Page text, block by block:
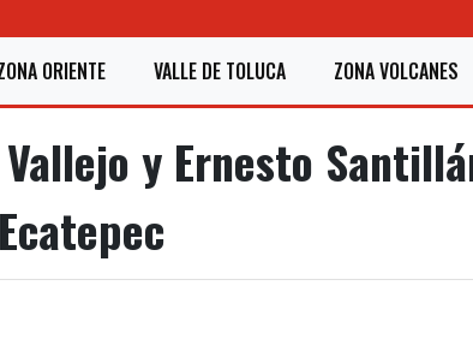
ORIENTE VALLE DE TOLUCA ZONA VOLCANES
Vallejo y Ernesto